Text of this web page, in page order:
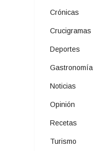
Crónicas
Crucigramas
Deportes
Gastronomía
Noticias
Opinión
Recetas
Turismo